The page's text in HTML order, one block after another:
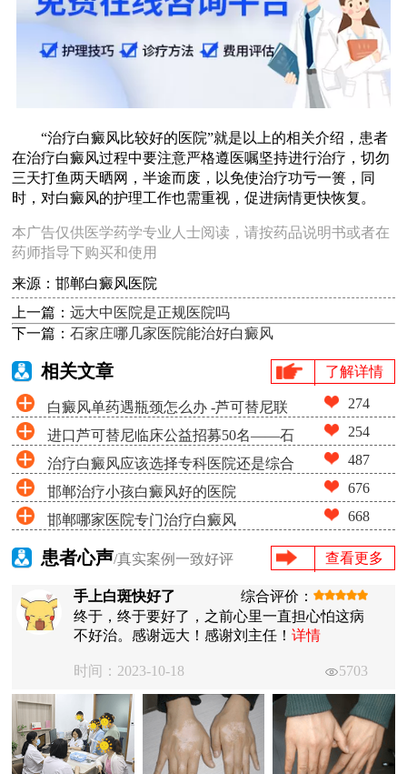
“治疗白癜风比较好的医院”就是以上的相关介绍，患者
在治疗白癜风过程中要注意严格遵医嘱坚持进行治疗，切勿
三天打鱼两天晒网，半途而废，以免使治疗功亏一篑，同
时，对白癜风的护理工作也需重视，促进病情更快恢复。
本广告仅供医学药学专业人士阅读，请按药品说明书或者在
药师指导下购买和使用
来源：邯郸白癜风医院
上一篇：远大中医院是正规医院吗
下一篇：石家庄哪几家医院能治好白癜风
相关文章 了解详情
白癜风单药遇瓶颈怎么办 -芦可替尼联
合光疗，让难治部位"跟上来"
274
进口芦可替尼临床公益招募50名——石
家庄远大第5届青少年白癜风复色夏令营启动
254
治疗白癜风应该选择专科医院还是综合
医院
487
邯郸治疗小孩白癜风好的医院 676
邯郸哪家医院专门治疗白癜风 668
患者心声/真实案例一致好评 查看更多
手上白斑快好了
综合评价：
终于，终于要好了，之前心里一直担心怕这病
不好治。感谢远大！感谢刘主任！详情
时间：2023-10-18 5703